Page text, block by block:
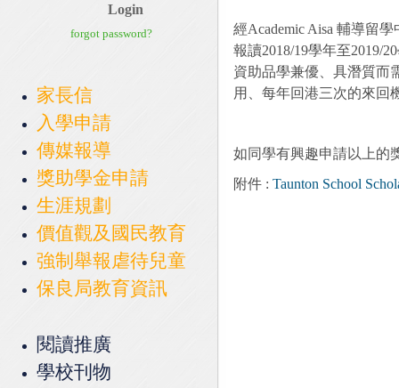
家長信
入學申請
傳媒報導
獎助學金申請
生涯規劃
價值觀及國民教育
強制舉報虐待兒童
保良局教育資訊
閱讀推廣
學校刊物
經Academic Aisa 輔導留
報讀2018/19學年至2019/
資助品學兼優、具潛質而
用、每年回港三次的來回
如同學有興趣申請以上的
附件 : Taunton School